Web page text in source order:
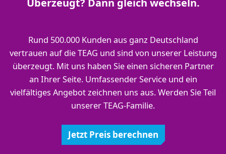
Überzeugt? Dann gleich wechseln.
Rund 500.000 Kunden aus ganz Deutschland
vertrauen auf die TEAG und sind von unserer Leistung
überzeugt. Mit uns haben Sie einen sicheren Partner
an Ihrer Seite. Umfassender Service und ein
vielfältiges Angebot zeichnen uns aus. Werden Sie Teil
unserer TEAG-Familie.
Jetzt Preis berechnen